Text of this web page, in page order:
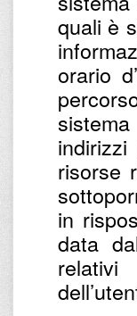
quali è
orario
risorse
in
data